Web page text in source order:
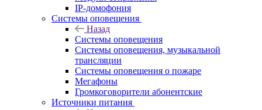
IP-домофония
Системы оповещения
Назад
Системы оповещения
Системы оповещения, музыкальной
трансляции
Системы оповещения о пожаре
Мегафоны
Громкоговорители абонентские
Источники питания